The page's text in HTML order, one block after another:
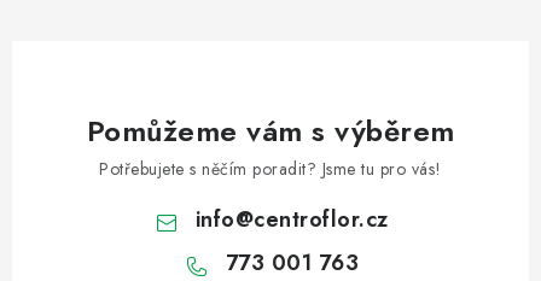
Pomůžeme vám s výběrem
Potřebujete s něčím poradit? Jsme tu pro vás!
info@centroflor.cz
773 001 763